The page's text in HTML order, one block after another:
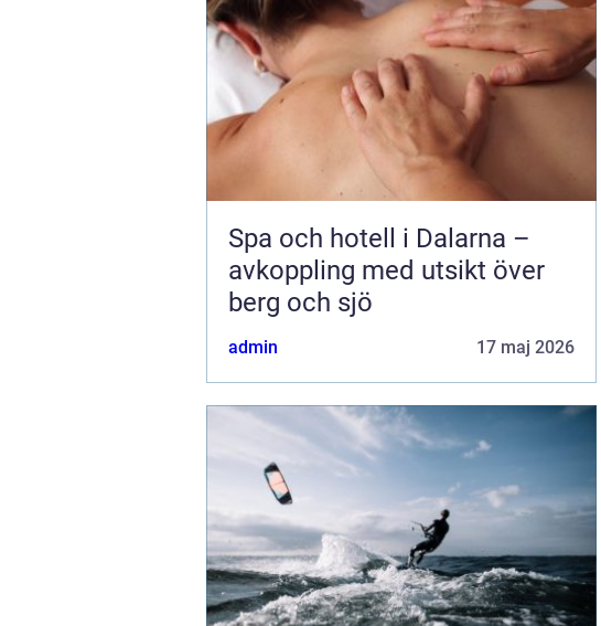
Spa och hotell i Dalarna –
avkoppling med utsikt över
berg och sjö
admin 17 maj 2026